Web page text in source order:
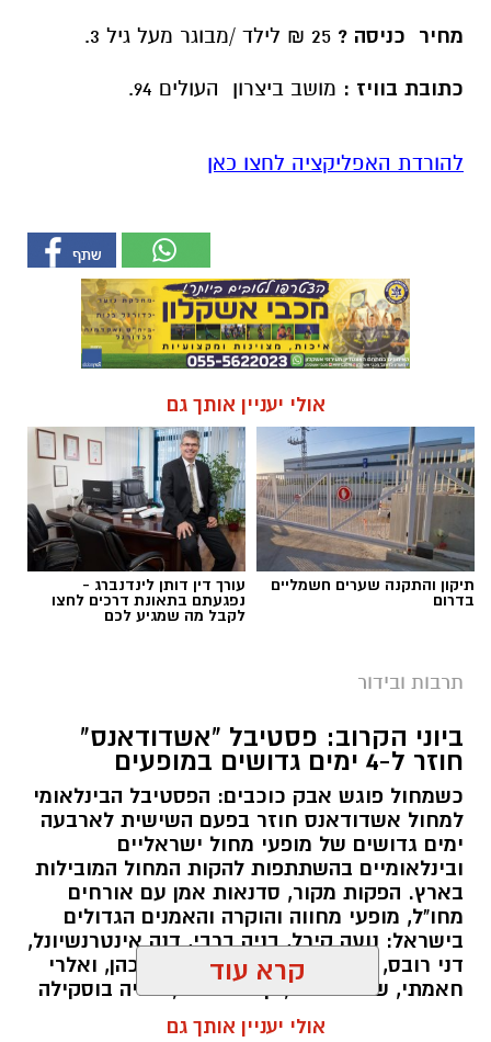
מחיר כניסה ?
כתובת בוויז : מושב ביצרון העולים 94.
להורדת האפליקציה לחצו כאן
אולי יעניין אותך גם
תיקון והתקנה שערים חשמליים
בדרום
עורך דין דותן לינדנברג -
נפגעתם בתאונת דרכים לחצו
לקבל מה שמגיע לכם
תרבות ובידור
ביוני הקרוב: פסטיבל "אשדודאנס"
חוזר ל-4 ימים גדושים במופעים
כשמחול פוגש אבק כוכבים: הפסטיבל הבינלאומי
למחול אשדודאנס חוזר בפעם השישית לארבעה
ימים גדושים של מופעי מחול ישראליים
ובינלאומיים בהשתתפות להקות המחול המובילות
בארץ. הפקות מקור, סדנאות אמן עם אורחים
מחו"ל, מופעי מחווה והוקרה והאמנים הגדולים
בישראל: נועה קירל, בניה ברבי, דנה אינטרנשיונל,
דני רובס, להקת שלווה, נרקיס, רותם כהן, ואלרי
חאמתי, שימי תבורי, קובי אפללו, מאיה בוסקילה
ועוד. כל הפרטים בפנים
קרא עוד
אולי יעניין אותך גם